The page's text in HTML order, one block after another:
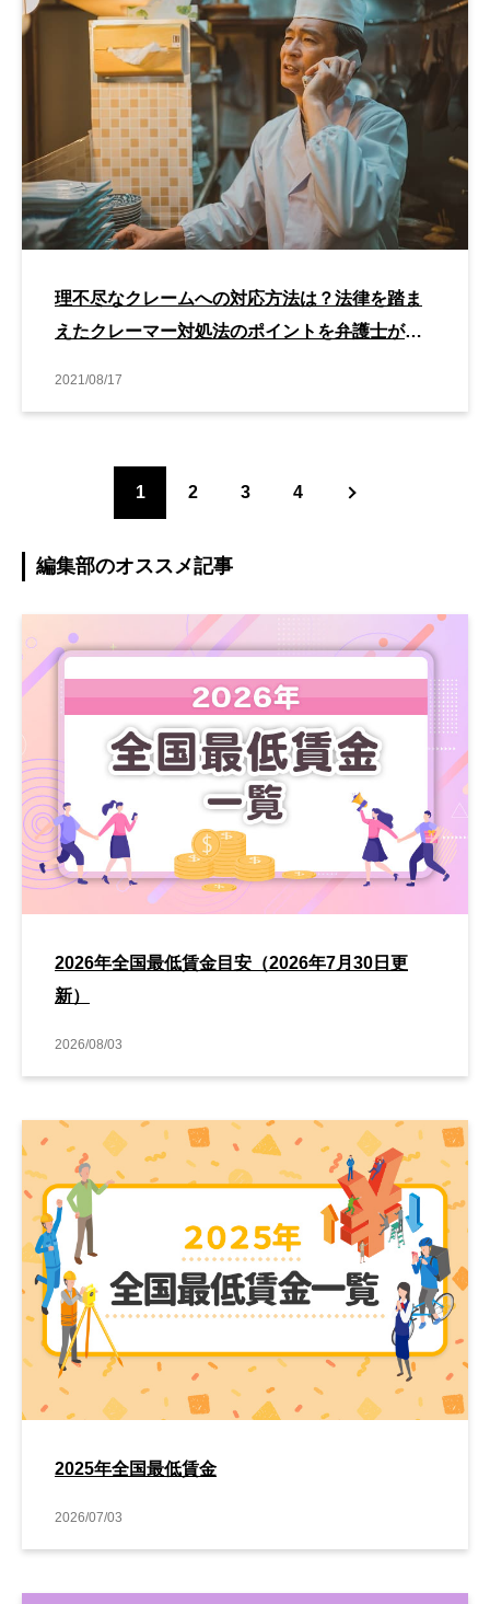
理不尽なクレームへの対応方法は？法律を踏ま
えたクレーマー対処法のポイントを弁護士が解
2021/08/17
1 2 3 4
編集部のオススメ記事
2026年全国最低賃金目安（2026年7月30日更
新）
2026/08/03
2025年全国最低賃金
2026/07/03